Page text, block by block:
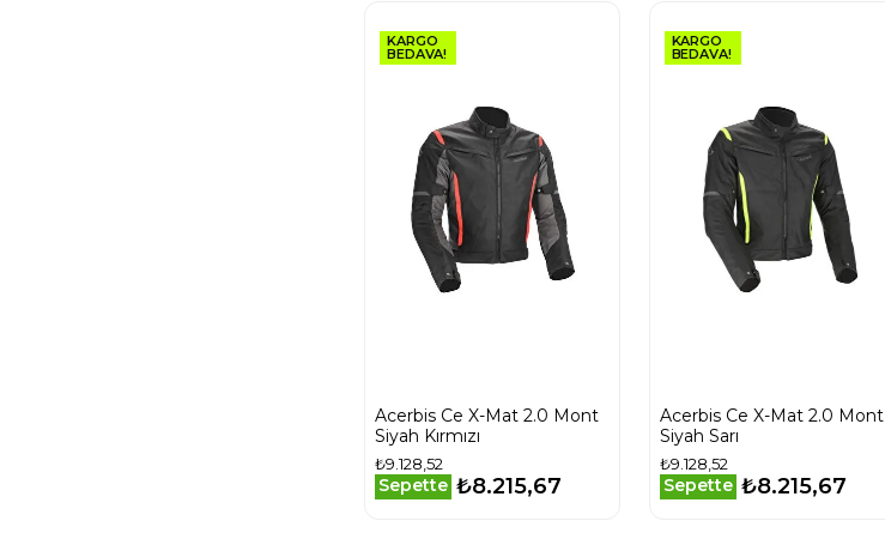
KARGO
BEDAVA!
Acerbis Ce X-Mat 2.0 Mont
Siyah Kırmızı
₺9.128,52
Sepette ₺8.215,67
KARGO
BEDAVA!
Acerbis Ce X-Mat 2.0 Mont
Siyah Sarı
₺9.128,52
Sepette ₺8.215,67